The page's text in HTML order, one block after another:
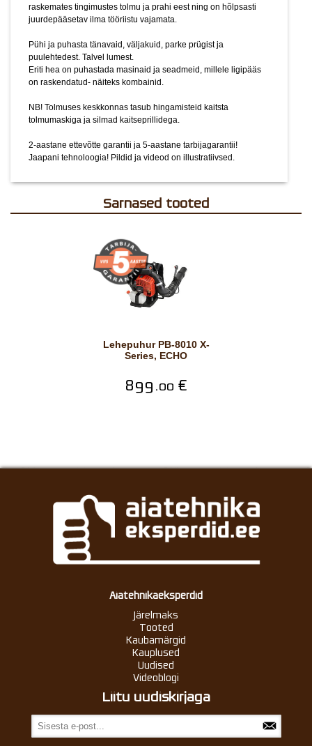
raskemates tingimustes tolmu ja prahi eest ning on hõlpsasti
juurdepääsetav ilma tööriistu vajamata.
Pühi ja puhasta tänavaid, väljakuid, parke prügist ja
puulehtedest. Talvel lumest.
Eriti hea on puhastada masinaid ja seadmeid, millele ligipääs
on raskendatud- näiteks kombainid.
NB! Tolmuses keskkonnas tasub hingamisteid kaitsta
tolmumaskiga ja silmad kaitseprillidega.
2-aastane ettevõtte garantii ja 5-aastane tarbijagarantii!
Jaapani tehnoloogia! Pildid ja videod on illustratiivsed.
Sarnased tooted
Lehepuhur PB-8010 X-
Series, ECHO
899.00 €
Aiatehnikaeksperdid
Järelmaks
Tooted
Kaubamärgid
Kauplused
Uudised
Videoblogi
Liitu uudiskirjaga